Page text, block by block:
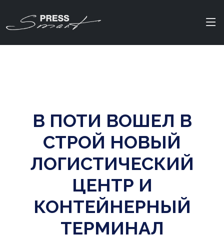
В ПОТИ ВОШЕЛ В
СТРОЙ НОВЫЙ
ЛОГИСТИЧЕСКИЙ
ЦЕНТР И
КОНТЕЙНЕРНЫЙ
ТЕРМИНАЛ